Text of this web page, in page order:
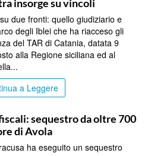
insorge su vincoli
due fronti: quello giudiziario e
degli Iblei che ha riacceso gli
del TAR di Catania, datata 9
alla Regione siciliana ed al
a Leggere
sequestro da oltre 700
di Avola
ha eseguito un sequestro